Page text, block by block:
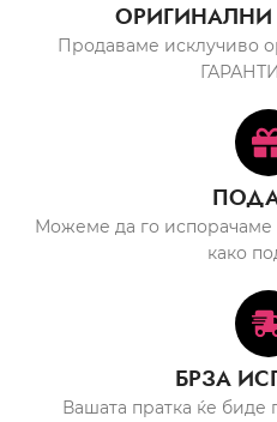
Продаваме исклучиво
Можеме да го
како
БРЗА
Вашата пратка ќе биде